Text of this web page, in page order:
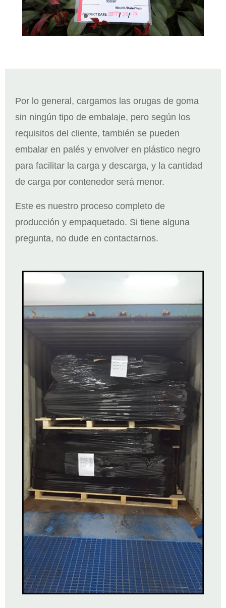
Por lo general, cargamos las orugas de goma
sin ningún tipo de embalaje, pero según los
requisitos del cliente, también se pueden
embalar en palés y envolver en plástico negro
para facilitar la carga y descarga, y la cantidad
de carga por contenedor será menor.
Este es nuestro proceso completo de
producción y empaquetado. Si tiene alguna
pregunta, no dude en contactarnos.